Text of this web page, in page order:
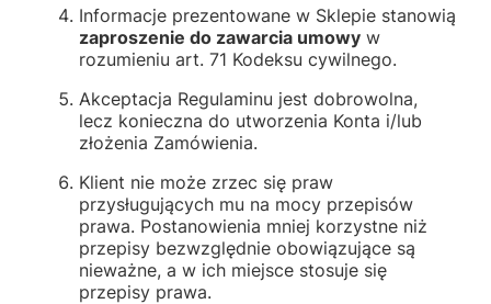
Informacje prezentowane w Sklepie stanowią
zaproszenie do zawarcia umowy w
rozumieniu art. 71 Kodeksu cywilnego.
Akceptacja Regulaminu jest dobrowolna,
lecz konieczna do utworzenia Konta i/lub
złożenia Zamówienia.
Klient nie może zrzec się praw
przysługujących mu na mocy przepisów
prawa. Postanowienia mniej korzystne niż
przepisy bezwzględnie obowiązujące są
nieważne, a w ich miejsce stosuje się
przepisy prawa.